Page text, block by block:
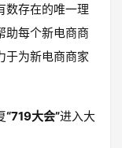
数存在的唯一理
助每个新电商商
于为新电商商家
“719大会”进入大